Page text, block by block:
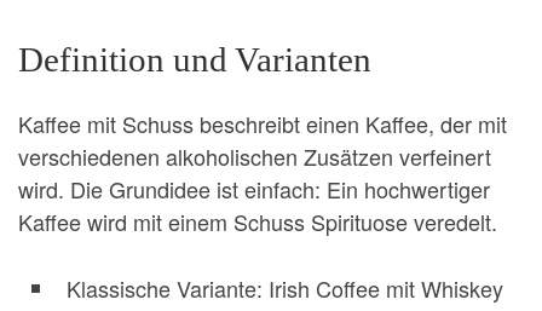
Definition und Varianten
Kaffee mit Schuss beschreibt einen Kaffee, der mit
verschiedenen alkoholischen Zusätzen verfeinert
wird. Die Grundidee ist einfach: Ein hochwertiger
Kaffee wird mit einem Schuss Spirituose veredelt.
Klassische Variante: Irish Coffee mit Whiskey